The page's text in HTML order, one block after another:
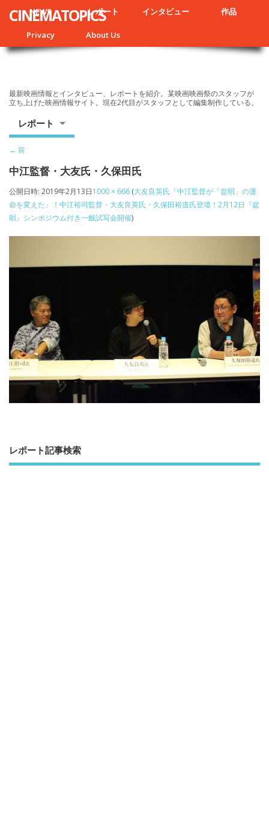
NEWS レポート インタビュー 作品
Privacy About Us
CINEMATOPICS
最新映画情報とインタビュー、レポートを紹介。某映画映画祭のスタッフが
立ち上げた映画情報サイト。現在2代目がスタッフとして編集制作している。
レポート
← 前
中江監督・大友氏・久保田氏
公開日時: 2019年2月13日1000 × 666 (大友良英氏「中江監督が「盆唄」の運
命を変えた」！中江裕司監督・大友良英氏・久保田裕道氏登壇！2月12日『盆
唄』シンポジウム付き一般試写会開催)
レポート記事検索